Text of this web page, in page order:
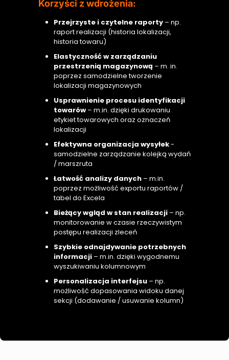
Korzyści z wdrożenia:
Przejrzyste i czytelne raporty – np.
raport realizacji (historia lokalizacji,
historia towaru)
Elastyczność w zarządzaniu
przestrzenią magazynową – m. in.
poprzez samodzielne tworzenie
lokalizacji magazynowych
Usprawnienie procesu identyfikacji
towarów – m.in. dzięki drukowaniu
etykiet towarowych oraz oznaczeń
lokalizacji
Efektywna organizacja wysyłek-
samodzielne zarządzanie kolejką wydań
/ marszruta
Łatwość analizy danych – m.in.
poprzez możliwość exportu raportów /
tabel do Excela
Bieżący wgląd w stan realizacji – np.
monitorowanie w czasie rzeczywistym
postępu realizacji zleceń
Szybkie odnajdywanie potrzebnych
informacji – m.in. dzięki wygodnemu
wyszukiwaniu kolumnowym
Personalizacja interfejsu – np.
możliwość dopasowania widoku danej
sekcji (dodawanie / usuwanie kolumn)